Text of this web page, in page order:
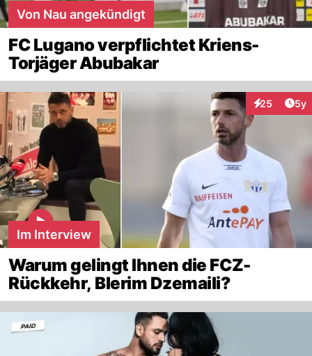
Von Nau angekündigt
FC Lugano verpflichtet Kriens-
Torjäger Abubakar
25
Interaktionen
5y
Im Interview
Warum gelingt Ihnen die FCZ-
Rückkehr, Blerim Dzemaili?